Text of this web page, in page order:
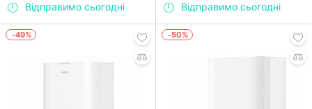
Відправимо сьогодні
Відправимо сьогодні
-49% -50%